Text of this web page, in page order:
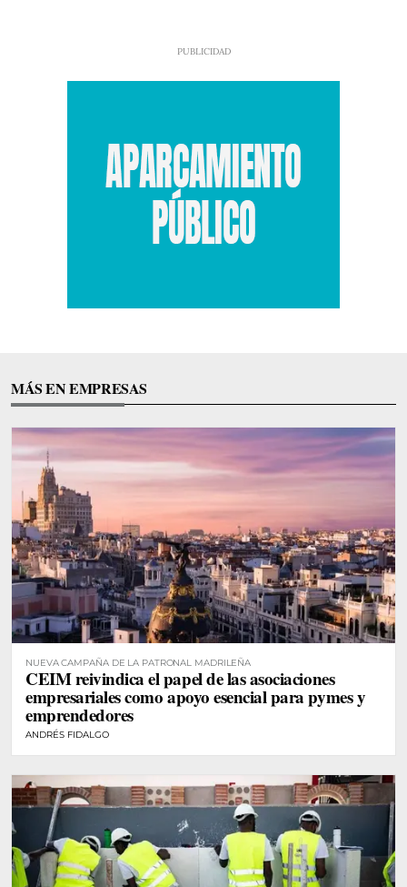
MÁS EN EMPRESAS
NUEVA CAMPAÑA DE LA PATRONAL MADRILEÑA
CEIM reivindica el papel de las asociaciones
empresariales como apoyo esencial para pymes y
emprendedores
ANDRÉS FIDALGO